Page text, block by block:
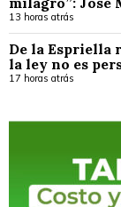
13 horas atrás
De la Espriella
la ley no es
17 horas atrás